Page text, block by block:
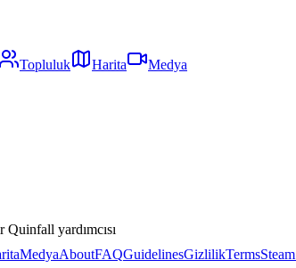
Topluluk Harita Medya
yardımcısı
MedyaAboutFAQGuidelinesGizlilikTermsSteam